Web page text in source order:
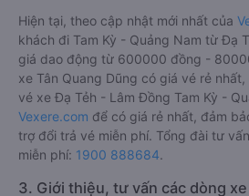
Hiện tại, theo cập nhật mới nhất của
khách đi Tam Kỳ - Quảng Nam từ Đạ
giá dao động từ 600000 đồng -
xe Tân Quang Dũng có giá vé rẻ
vé xe Đạ Tẻh - Lâm Đồng Tam Kỳ -
Vexere.com để có giá rẻ nhất, đảm
trợ đổi trả vé miễn phí. Tổng đài tư
miễn phí: 1900 888684.
3. Giới thiệu, tư vấn các dòng